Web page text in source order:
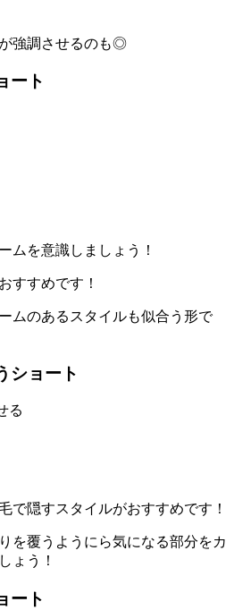
強調させるのも◎
ート
ムを意識しましょう！
すすめです！
ムのあるスタイルも似合う形で
ショート
る
で隠すスタイルがおすすめです！
を覆うようにら気になる部分をカ
ょう！
ート